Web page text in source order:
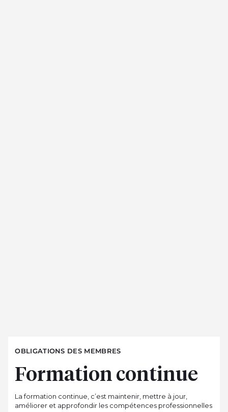
OBLIGATIONS DES MEMBRES
Formation continue
La formation continue, c’est maintenir, mettre à jour,
améliorer et approfondir les compétences professionnelles